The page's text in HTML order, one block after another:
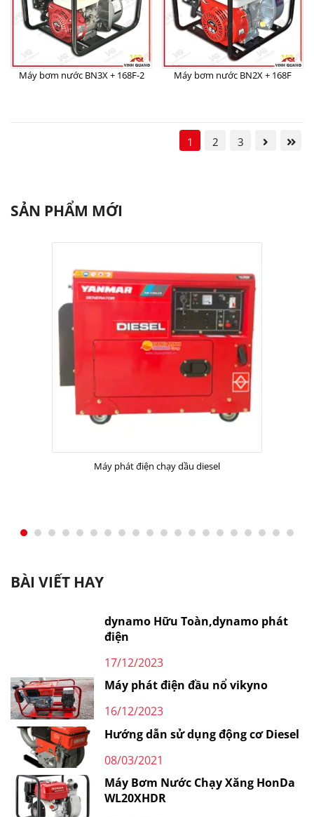
Máy bơm nước BN3X + 168F-2 Máy bơm nước BN2X + 168F
1 2 3
SẢN PHẨM MỚI
Máy phát điện chạy dầu diesel
BÀI VIẾT HAY
dynamo Hữu Toàn,dynamo phát
điện
17/12/2023
Máy phát điện đầu nổ vikyno
16/12/2023
Hướng dẫn sử dụng động cơ Diesel
08/03/2021
Máy Bơm Nước Chạy Xăng HonDa
WL20XHDR